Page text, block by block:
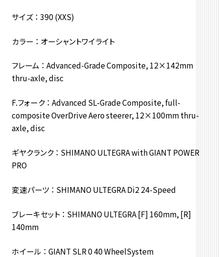
サイズ ： 390 (XXS)
カラー ： オーシャントワイライト
フレーム ： Advanced-Grade Composite, 12×142mm
thru-axle, disc
F.フォーク ： Advanced SL-Grade Composite, full-
composite OverDrive Aero steerer, 12×100mm thru-
axle, disc
ギヤクランク ： SHIMANO ULTEGRA with GIANT POWER
PRO
変速パーツ ： SHIMANO ULTEGRA Di2 24-Speed
ブレーキセット ： SHIMANO ULTEGRA [F] 160mm, [R]
140mm
ホイール ： GIANT SLR 0 40 WheelSystem